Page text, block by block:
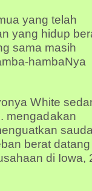
yang telah
yang hidup
sama masih
hambaNya
White
mengadakan
berat
di Iowa,